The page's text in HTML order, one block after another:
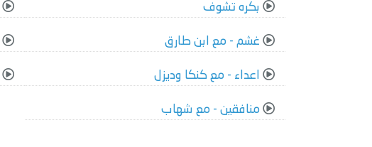
بكره تشوف
غشم - مع ابن طارق
اعداء - مع كنكا وديزل
منافقين - مع شهاب